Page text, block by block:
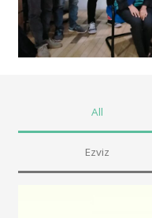
All
Ezviz